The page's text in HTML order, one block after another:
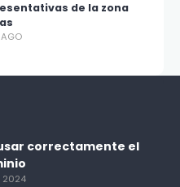
de la zona
correctamente el
2024